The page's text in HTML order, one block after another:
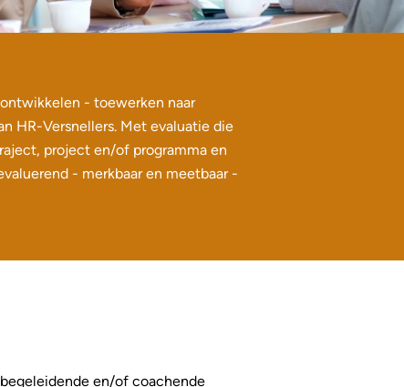
- toewerken naar
HR-Versnellers. Met evaluatie die
project en/of programma en
- merkbaar en meetbaar -
en/of coachende